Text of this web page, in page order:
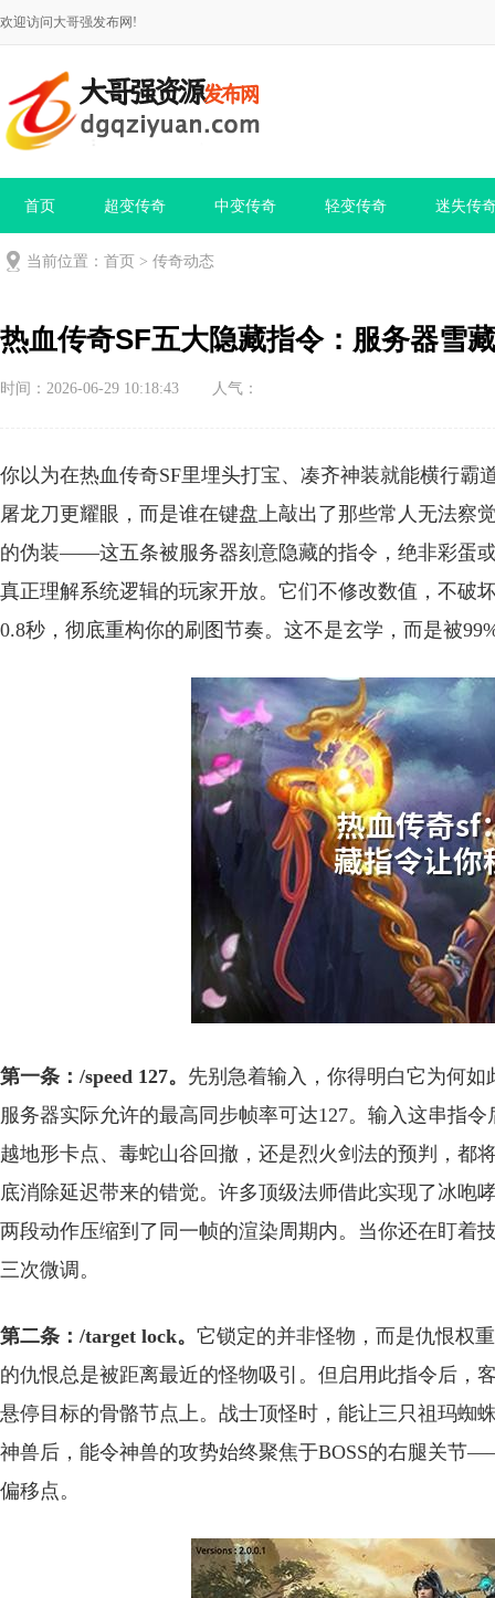
欢迎访问大哥强发布网!
首页 超变传奇 中变传奇 轻变传奇 迷失传
当前位置： 首页 > 传奇动态
热血传奇SF五大隐藏指令：服务器雪
时间：2026-06-29 10:18:43 人气：
你以为在热血传奇SF里埋头打宝、凑齐神装就能横行
屠龙刀更耀眼，而是谁在键盘上敲出了那些常人无法察
的伪装——这五条被服务器刻意隐藏的指令，绝非彩蛋
真正理解系统逻辑的玩家开放。它们不修改数值，不破
0.8秒，彻底重构你的刷图节奏。这不是玄学，而是被
第一条：/speed 127。 先别急着输入，你得明白它为何
服务器实际允许的最高同步帧率可达127。输入这串指
越地形卡点、毒蛇山谷回撤，还是烈火剑法的预判，都
底消除延迟带来的错觉。许多顶级法师借此实现了冰咆
两段动作压缩到了同一帧的渲染周期内。当你还在盯着
三次微调。
第二条：/target lock。 它锁定的并非怪物，而是仇恨权
的仇恨总是被距离最近的怪物吸引。但启用此指令后，
悬停目标的骨骼节点上。战士顶怪时，能让三只祖玛蜘
神兽后，能令神兽的攻势始终聚焦于BOSS的右腿关节
偏移点。